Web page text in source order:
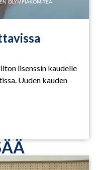
lisenssin kaudelle
Uuden kauden